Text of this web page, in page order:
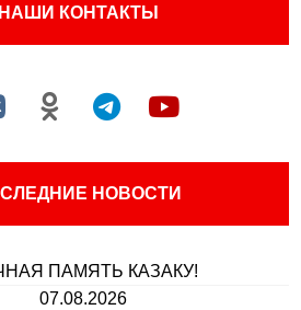
НАШИ КОНТАКТЫ
НОВОСТИ
ПАМЯТЬ КАЗАКУ!
07.08.2026